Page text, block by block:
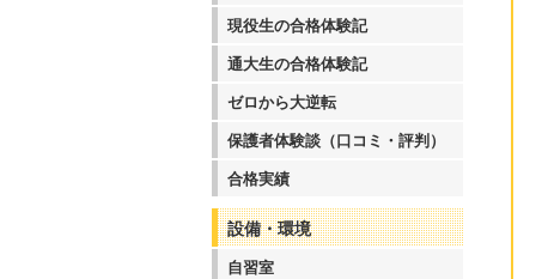
現役生の合格体験記
通大生の合格体験記
ゼロから大逆転
保護者体験談（口コミ・評判）
合格実績
設備・環境
自習室